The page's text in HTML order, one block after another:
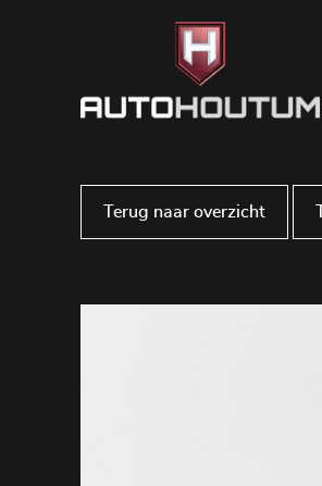
Terug naar overzicht